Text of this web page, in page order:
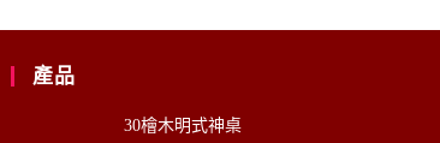
產品
30檜木明式神桌